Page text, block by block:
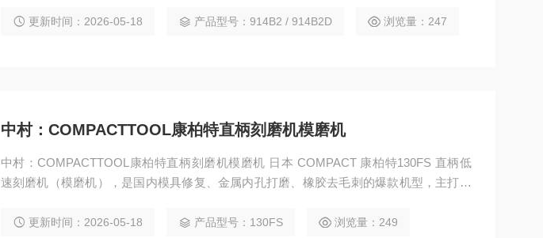
子打磨、漆面预处理的主流标配机型。
更新时间：2026-05-18 产品型号：914B2 / 914B2D 浏览量：247
中村：COMPACTTOOL康柏特直柄刻磨机模磨机
中村：COMPACTTOOL康柏特直柄刻磨机模磨机 日本 COMPACT 康柏特130FS 直柄低
速刻磨机（模磨机），是国内模具修复、金属内孔打磨、橡胶去毛刺的爆款机型，主打低
更新时间：2026-05-18 产品型号：130FS 浏览量：249